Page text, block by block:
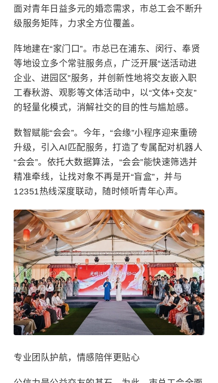
面对青年日益多元的婚恋需求，市总工会不断升
级服务矩阵，力求全方位覆盖。
阵地建在“家门口”。市总已在浦东、闵行、奉贤
等地设立多个常驻服务点，广泛开展“送活动进
企业、进园区”服务，并创新性地将交友嵌入职
工春秋游、观影等文体活动中，以“文体+交友”
的轻量化模式，消解社交的目的性与尴尬感。
数智赋能“会会”。今年，“会缘”小程序迎来重磅
升级，引入AI匹配服务，打造了专属配对机器人
“会会”。依托大数据算法，“会会”能快速筛选并
精准牵线，让找对象不再是开“盲盒”，并与
12351热线深度联动，随时倾听青年心声。
专业团队护航，情感陪伴更贴心